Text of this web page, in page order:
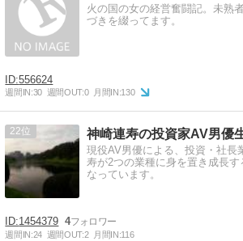
火の国の女の経営奮闘記。未熟
づきを綴ってます。
556624
週間IN:30 週間OUT:0 月間IN:130
22 神崎連寿の投資家AV男優
現役AV男優による、投資・社長
寿が2つの業種に身を置き成長
なっています。
1454379 4
週間IN:24 週間OUT:2 月間IN:116